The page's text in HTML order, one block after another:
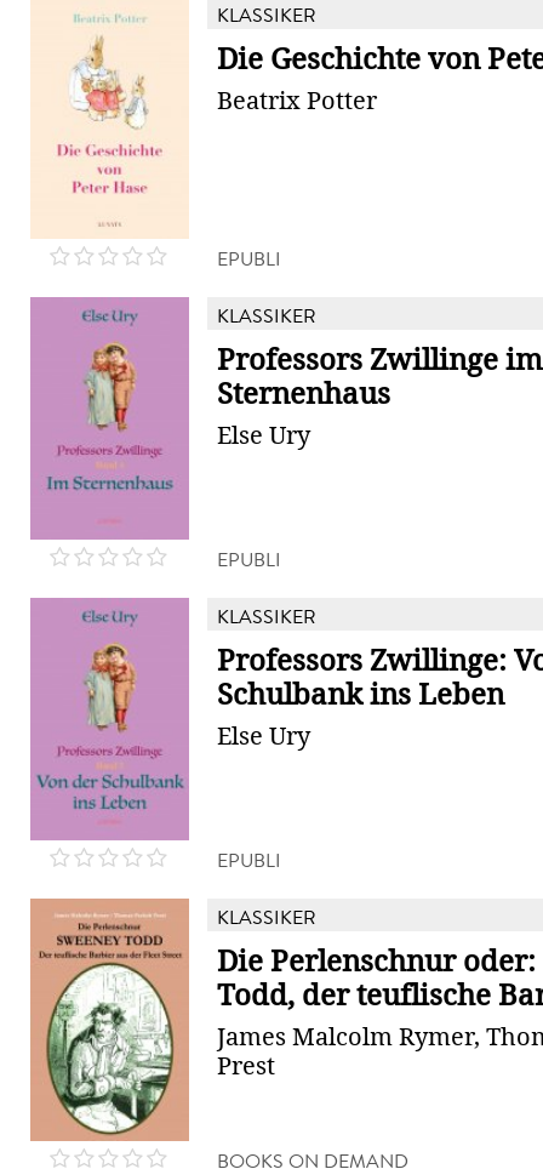
KLASSIKER
Die Geschichte von
Beatrix Potter
EPUBLI
KLASSIKER
Professors Zwillinge im
Sternenhaus
Else Ury
EPUBLI
KLASSIKER
Professors Zwillinge:
Schulbank ins Leben
Else Ury
EPUBLI
KLASSIKER
Die Perlenschnur oder:
Todd, der teuflische
James Malcolm Rymer,
Prest
BOOKS ON DEMAND